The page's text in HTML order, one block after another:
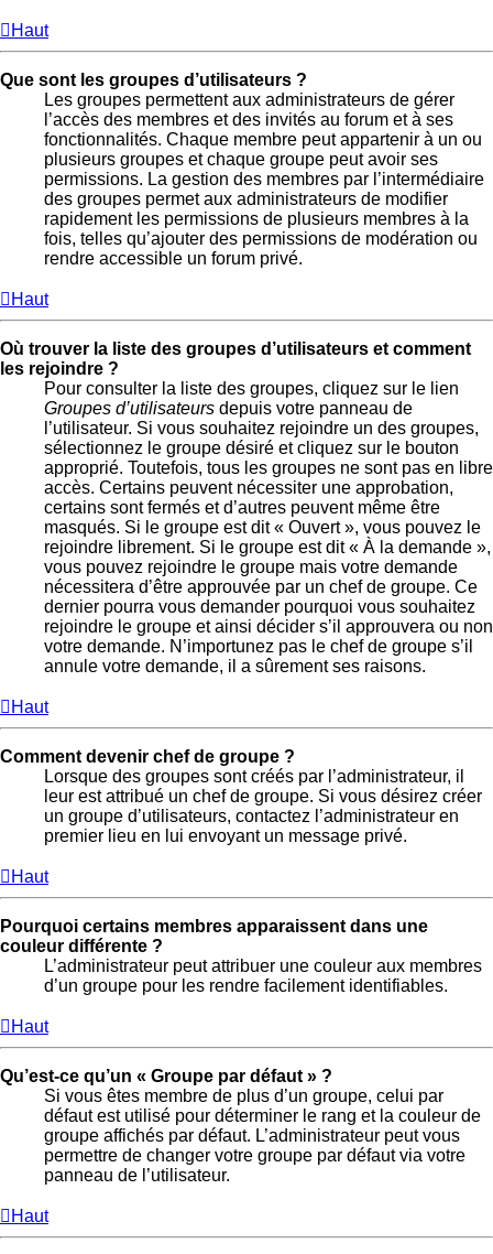
Haut
Que sont les groupes d’utilisateurs ?
Les groupes permettent aux administrateurs de gérer
l’accès des membres et des invités au forum et à ses
fonctionnalités. Chaque membre peut appartenir à un ou
plusieurs groupes et chaque groupe peut avoir ses
permissions. La gestion des membres par l’intermédiaire
des groupes permet aux administrateurs de modifier
rapidement les permissions de plusieurs membres à la
fois, telles qu’ajouter des permissions de modération ou
rendre accessible un forum privé.
Haut
Où trouver la liste des groupes d’utilisateurs et comment
les rejoindre ?
Pour consulter la liste des groupes, cliquez sur le lien
Groupes d’utilisateurs depuis votre panneau de
l’utilisateur. Si vous souhaitez rejoindre un des groupes,
sélectionnez le groupe désiré et cliquez sur le bouton
approprié. Toutefois, tous les groupes ne sont pas en libre
accès. Certains peuvent nécessiter une approbation,
certains sont fermés et d’autres peuvent même être
masqués. Si le groupe est dit « Ouvert », vous pouvez le
rejoindre librement. Si le groupe est dit « À la demande »,
vous pouvez rejoindre le groupe mais votre demande
nécessitera d’être approuvée par un chef de groupe. Ce
dernier pourra vous demander pourquoi vous souhaitez
rejoindre le groupe et ainsi décider s’il approuvera ou non
votre demande. N’importunez pas le chef de groupe s’il
annule votre demande, il a sûrement ses raisons.
Haut
Comment devenir chef de groupe ?
Lorsque des groupes sont créés par l’administrateur, il
leur est attribué un chef de groupe. Si vous désirez créer
un groupe d’utilisateurs, contactez l’administrateur en
premier lieu en lui envoyant un message privé.
Haut
Pourquoi certains membres apparaissent dans une
couleur différente ?
L’administrateur peut attribuer une couleur aux membres
d’un groupe pour les rendre facilement identifiables.
Haut
Qu’est-ce qu’un « Groupe par défaut » ?
Si vous êtes membre de plus d’un groupe, celui par
défaut est utilisé pour déterminer le rang et la couleur de
groupe affichés par défaut. L’administrateur peut vous
permettre de changer votre groupe par défaut via votre
panneau de l’utilisateur.
Haut